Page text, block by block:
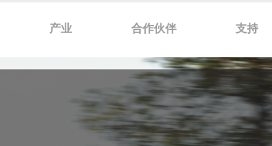
产业 合作伙伴 支持